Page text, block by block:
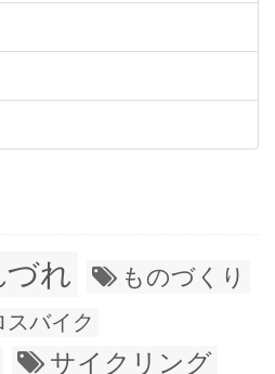
れ ものづくり
スバイク
サイクリング